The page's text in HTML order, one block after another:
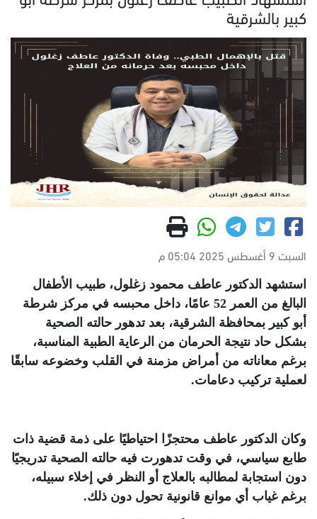
كبير بالشرقية
السبت 9 أغسطس 2025 05:04 م
استشهد الدكتور عاطف محمود زغلول، طبيب الأطفال
البالغ من العمر 52 عامًا، داخل محبسه في مركز شرطة
أبو كبير بمحافظة الشرقية، بعد تدهور حالته الصحية
بشكل حاد نتيجة الحرمان من الرعاية الطبية المناسبة،
برغم معاناته من أمراض مزمنة في القلب وخضوعه سابقًا
لعملية تركيب دعامات.
وكان الدكتور عاطف محتجزًا احتياطيًا على ذمة قضية ذات
طابع سياسي، في وقت تدهورت فيه حالته الصحية تدريجيًا
دون استجابة لمطالبه بالعلاج أو النظر في إخلاء سبيله،
برغم غياب أي موانع قانونية تحول دون ذلك.